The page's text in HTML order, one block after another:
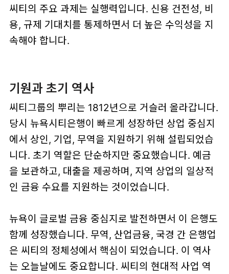
씨티의 주요 과제는 실행력입니다. 신용 건전성, 비
용, 규제 기대치를 통제하면서 더 높은 수익성을 지
속해야 합니다.
기원과 초기 역사
씨티그룹의 뿌리는 1812년으로 거슬러 올라갑니다.
당시 뉴욕시티은행이 빠르게 성장하던 상업 중심지
에서 상인, 기업, 무역을 지원하기 위해 설립되었습
니다. 초기 역할은 단순하지만 중요했습니다. 예금
을 보관하고, 대출을 제공하며, 지역 상업의 일상적
인 금융 수요를 지원하는 것이었습니다.
뉴욕이 글로벌 금융 중심지로 발전하면서 이 은행도
함께 성장했습니다. 무역, 산업금융, 국경 간 은행업
은 씨티의 정체성에서 핵심이 되었습니다. 이 역사
는 오늘날에도 중요합니다. 씨티의 현대적 사업 역